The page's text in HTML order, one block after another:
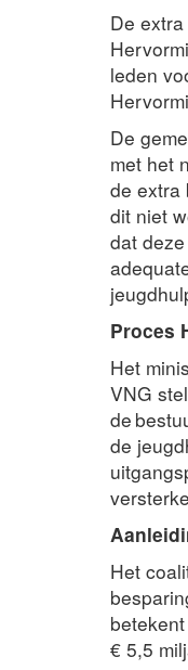
De
leden
De
met het
de extra
dit niet
dat
Proces
Het
VNG
de
de
Het
€ 5,5